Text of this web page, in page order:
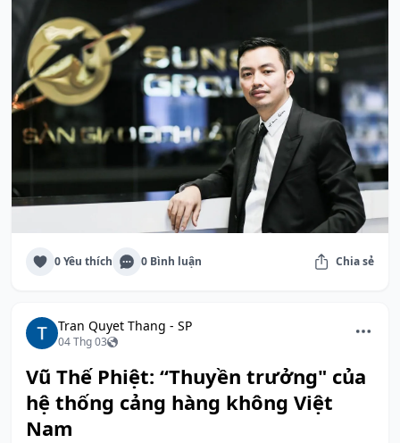
0 Yêu thích 0 Bình luận Chia sẻ
Tran Quyet Thang - SP
04 Thg 03
Vũ Thế Phiệt: “Thuyền trưởng" của
hệ thống cảng hàng không Việt
Nam